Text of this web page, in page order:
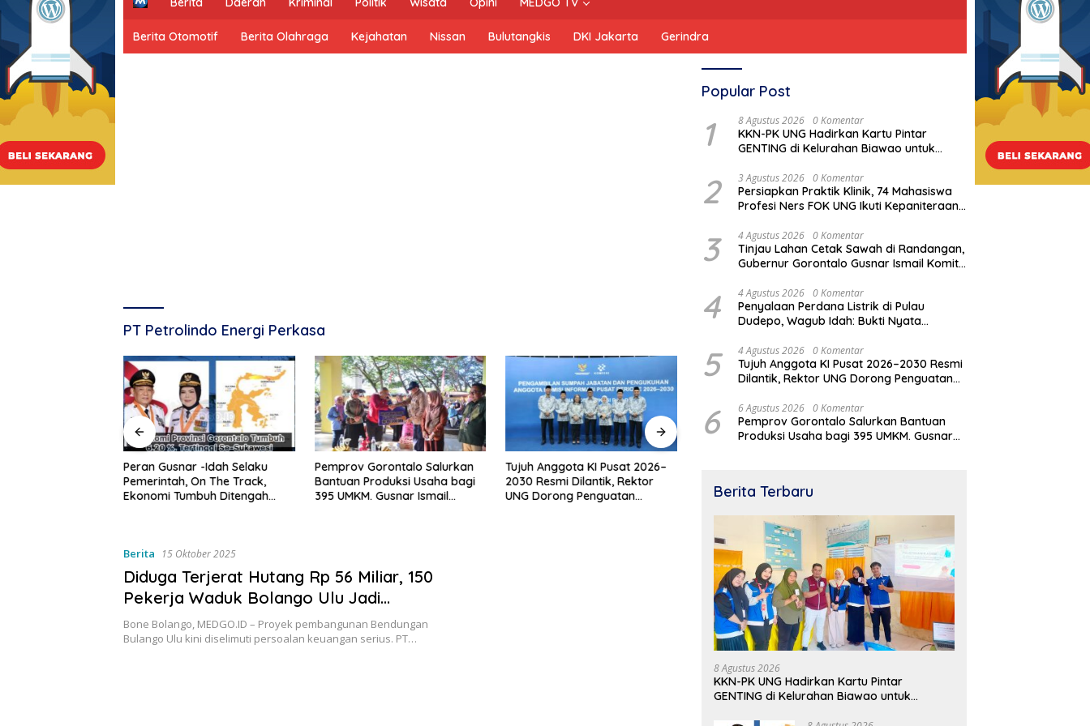
m
e
Berita Otomotif Berita Olahraga Kejahatan Nissan Bulutangkis DKI Jakarta Gerindra
PT Petrolindo Energi Perkasa
Peran Gusnar -Idah Selaku
Pemerintah, On The Track,
Ekonomi Tumbuh Ditengah
Pemprov Gorontalo Salurkan
Bantuan Produksi Usaha bagi
395 UMKM. Gusnar Ismail
Tujuh Anggota KI Pusat 2026–
2030 Resmi Dilantik, Rektor
UNG Dorong Penguatan
Bukti Nyata Pemerataan
Berita 15 Oktober 2025
Diduga Terjerat Hutang Rp 56 Miliar, 150
Pekerja Waduk Bolango Ulu Jadi
Korban, Gaji yang Tak Kunjung Bayar
Bone Bolango, MEDGO.ID – Proyek pembangunan Bendungan
Bulango Ulu kini diselimuti persoalan keuangan serius. PT…
Popular Post
1 8 Agustus 2026 0 Komentar
KKN-PK UNG Hadirkan Kartu Pintar
GENTING di Kelurahan Biawao untuk
2 3 Agustus 2026 0 Komentar
Persiapkan Praktik Klinik, 74 Mahasiswa
Profesi Ners FOK UNG Ikuti Kepaniteraan
3 4 Agustus 2026 0 Komentar
Tinjau Lahan Cetak Sawah di Randangan,
Gubernur Gorontalo Gusnar Ismail Komit
4 4 Agustus 2026 0 Komentar
Penyalaan Perdana Listrik di Pulau
Dudepo, Wagub Idah: Bukti Nyata
5 4 Agustus 2026 0 Komentar
Tujuh Anggota KI Pusat 2026–2030 Resmi
Dilantik, Rektor UNG Dorong Penguatan
6 6 Agustus 2026 0 Komentar
Pemprov Gorontalo Salurkan Bantuan
Produksi Usaha bagi 395 UMKM. Gusnar
Berita Terbaru
8 Agustus 2026
KKN-PK UNG Hadirkan Kartu Pintar
GENTING di Kelurahan Biawao untuk